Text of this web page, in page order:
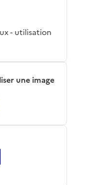
- utilisation
une image